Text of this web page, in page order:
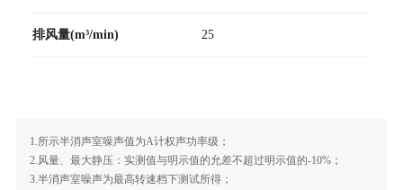
排风量(m³/min) 25
1.所示半消声室噪声值为A计权声功率级；
2.风量、最大静压：实测值与明示值的允差不超过明示值的-10%；
3.半消声室噪声为最高转速档下测试所得；